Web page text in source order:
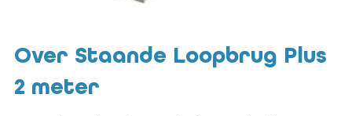
Over Staande Loopbrug Plus
2 meter